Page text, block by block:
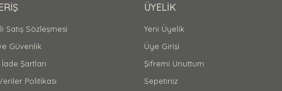
Satış Sözleşmesi
Güvenlik
Şartları
Politikası
ÜYELİK
Yeni Üyelik
Üye Girişi
Şifremi Unuttum
Sepetiniz